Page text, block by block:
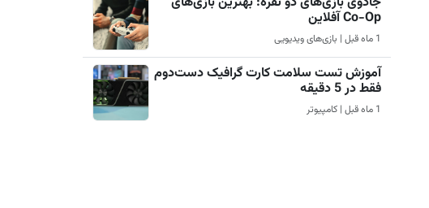
Co-Op آفلاین
1 ماه قبل | بازی‌های ویدیویی
آموزش تست سلامت کارت گرافیک دست‌دوم
فقط در 5 دقیقه
1 ماه قبل | کامپیوتر